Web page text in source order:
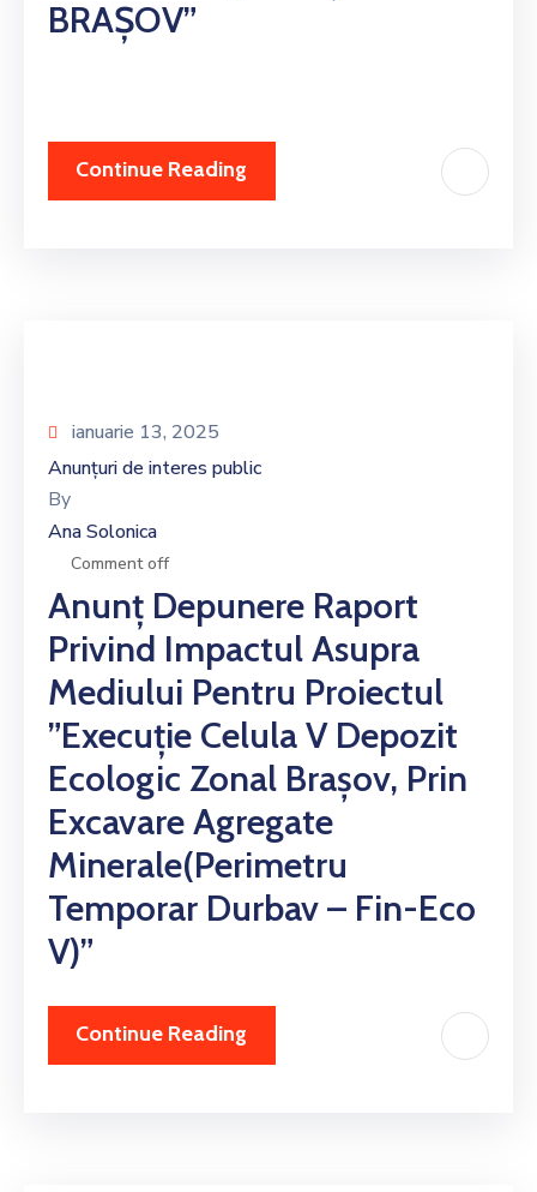
BRAȘOV”
Continue Reading
ianuarie 13, 2025
Anunțuri de interes public
By
Ana Solonica
Comment off
Anunț Depunere Raport
Privind Impactul Asupra
Mediului Pentru Proiectul
”Execuție Celula V Depozit
Ecologic Zonal Brașov, Prin
Excavare Agregate
Minerale(perimetru
Temporar Durbav – Fin-Eco
V)”
Continue Reading